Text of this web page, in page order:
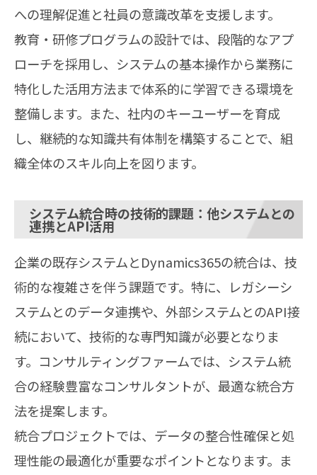
への理解促進と社員の意識改革を支援します。
教育・研修プログラムの設計では、段階的なアプ
ローチを採用し、システムの基本操作から業務に
特化した活用方法まで体系的に学習できる環境を
整備します。また、社内のキーユーザーを育成
し、継続的な知識共有体制を構築することで、組
織全体のスキル向上を図ります。
システム統合時の技術的課題：他システムとの
連携とAPI活用
企業の既存システムとDynamics365の統合は、技
術的な複雑さを伴う課題です。特に、レガシーシ
ステムとのデータ連携や、外部システムとのAPI接
続において、技術的な専門知識が必要となりま
す。コンサルティングファームでは、システム統
合の経験豊富なコンサルタントが、最適な統合方
法を提案します。
統合プロジェクトでは、データの整合性確保と処
理性能の最適化が重要なポイントとなります。ま